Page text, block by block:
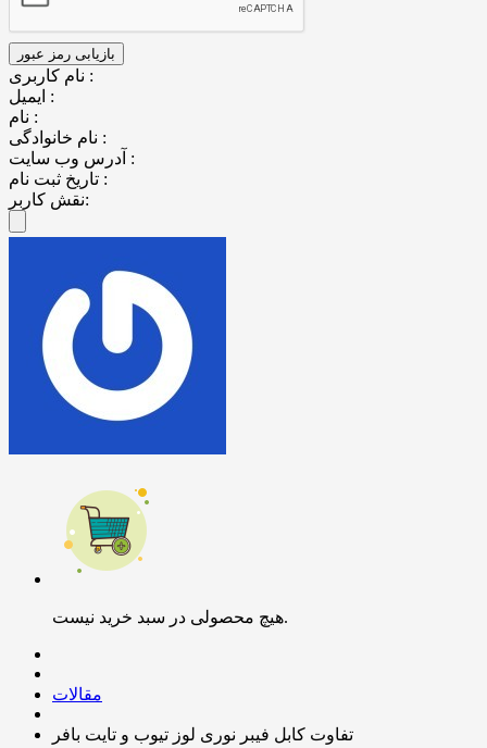
نام کاربری :
ایمیل :
نام :
نام خانوادگی :
آدرس وب سایت :
تاریخ ثبت نام :
نقش کاربر:
هیچ محصولی در سبد خرید نیست.
مقالات
تفاوت کابل فیبر نوری لوز تیوب و تایت بافر